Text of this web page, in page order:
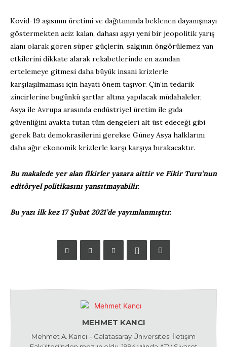
Kovid-19 aşısının üretimi ve dağıtımında beklenen dayanışmayı
göstermekten aciz kalan, dahası aşıyı yeni bir jeopolitik yarış
alanı olarak gören süper güçlerin, salgının öngörülemez yan
etkilerini dikkate alarak rekabetlerinde en azından
ertelemeye gitmesi daha büyük insani krizlerle
karşılaşılmaması için hayati önem taşıyor. Çin’in tedarik
zincirlerine bugünkü şartlar altına yapılacak müdahaleler,
Asya ile Avrupa arasında endüstriyel üretim ile gıda
güvenliğini ayakta tutan tüm dengeleri alt üst edeceği gibi
gerek Batı demokrasilerini gerekse Güney Asya halklarını
daha ağır ekonomik krizlerle karşı karşıya bırakacaktır.
Bu makalede yer alan fikirler yazara aittir ve Fikir Turu’nun
editöryel politikasını yansıtmayabilir.
Bu yazı ilk kez 17 Şubat 2021’de yayımlanmıştır.
MEHMET KANCI
Mehmet A. Kancı – Galatasaray Üniversitesi İletişim